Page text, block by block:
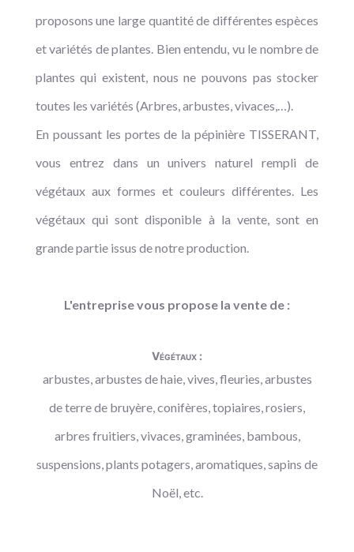
proposons une large quantité de différentes espèces
et variétés de plantes. Bien entendu, vu le nombre de
plantes qui existent, nous ne pouvons pas stocker
toutes les variétés (Arbres, arbustes, vivaces,…).
En poussant les portes de la pépinière TISSERANT,
vous entrez dans un univers naturel rempli de
végétaux aux formes et couleurs différentes. Les
végétaux qui sont disponible à la vente, sont en
grande partie issus de notre production.
L'entreprise vous propose la vente de :
Végétaux :
arbustes, arbustes de haie, vives, fleuries, arbustes
de terre de bruyère, conifères, topiaires, rosiers,
arbres fruitiers, vivaces, graminées, bambous,
suspensions, plants potagers, aromatiques, sapins de
Noël, etc.